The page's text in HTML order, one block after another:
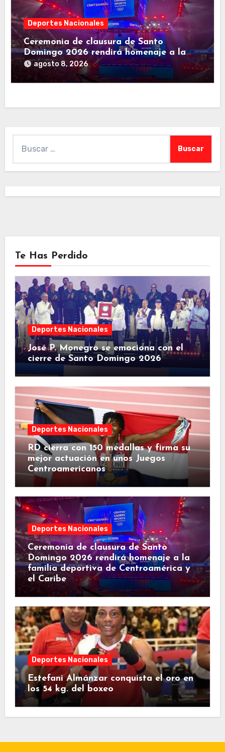
Deportes Nacionales
Ceremonia de clausura de Santo
Domingo 2026 rendirá homenaje a la
familia deportiva de Centroamérica y el
Caribe
agosto 8, 2026
Te Has Perdido
Deportes Nacionales
José P. Monegro se emociona con el
cierre de Santo Domingo 2026
Deportes Nacionales
RD cierra con 150 medallas y firma su
mejor actuación en unos Juegos
Centroamericanos
Deportes Nacionales
Ceremonia de clausura de Santo
Domingo 2026 rendirá homenaje a la
familia deportiva de Centroamérica y
el Caribe
Deportes Nacionales
Estefani Almánzar conquista el oro en
los 54 kg. del boxeo